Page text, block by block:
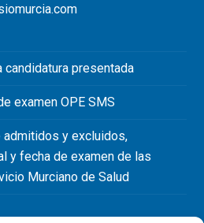
candidatura presentada
examen OPE SMS
y excluidos,
y fecha de examen de las
Murciano de Salud